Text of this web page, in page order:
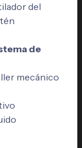
del
de
mecánico